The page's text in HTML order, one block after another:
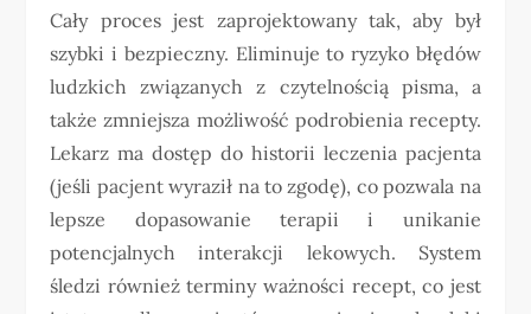
Cały proces jest zaprojektowany tak, aby był
szybki i bezpieczny. Eliminuje to ryzyko błędów
ludzkich związanych z czytelnością pisma, a
także zmniejsza możliwość podrobienia recepty.
Lekarz ma dostęp do historii leczenia pacjenta
(jeśli pacjent wyraził na to zgodę), co pozwala na
lepsze dopasowanie terapii i unikanie
potencjalnych interakcji lekowych. System
śledzi również terminy ważności recept, co jest